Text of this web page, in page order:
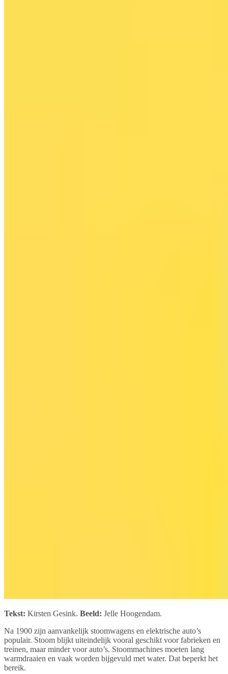
Tekst: Kirsten Gesink. Beeld: Jelle Hoogendam.
Na 1900 zijn aanvankelijk stoomwagens en elektrische auto’s
populair. Stoom blijkt uiteindelijk vooral geschikt voor fabrieken en
treinen, maar minder voor auto’s. Stoommachines moeten lang
warmdraaien en vaak worden bijgevuld met water. Dat beperkt het
bereik.